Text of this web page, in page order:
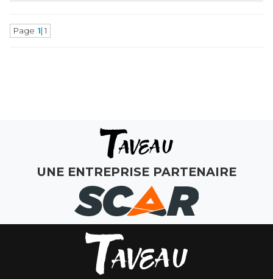
MON COMPTE
Page 1| 1
UNE ENTREPRISE PARTENAIRE